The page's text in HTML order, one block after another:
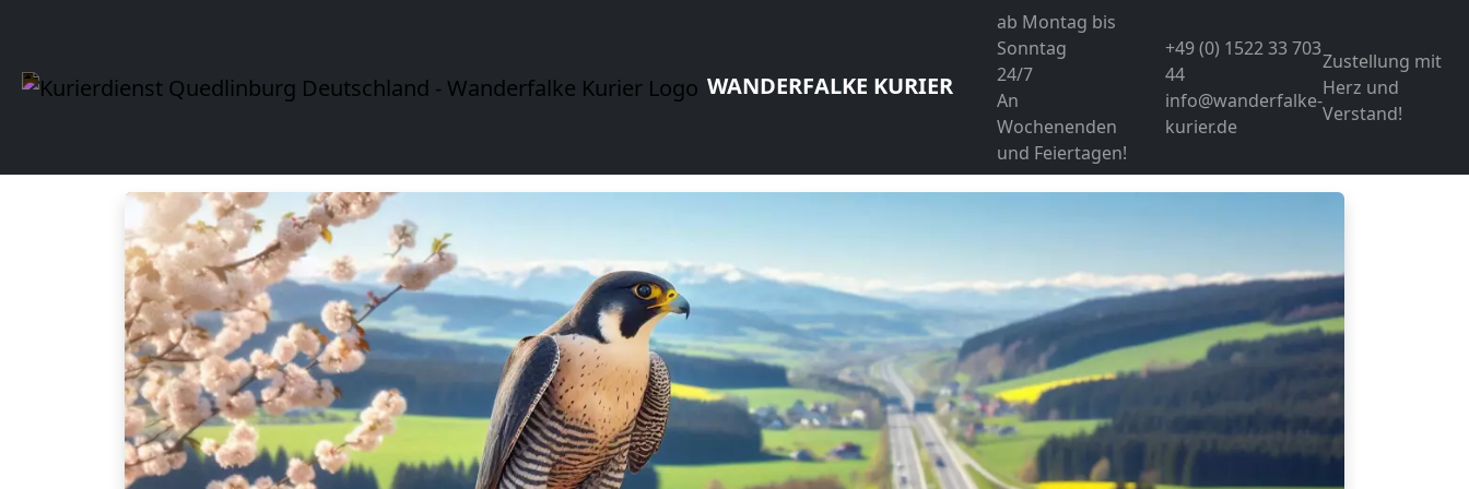
WANDERFALKE KURIER
ab Montag bis
Sonntag
24/7
An
Wochenenden
und Feiertagen!
+49 (0) 1522 33 703
44
info@wanderfalke-
kurier.de
Zustellung mit
Herz und
Verstand!